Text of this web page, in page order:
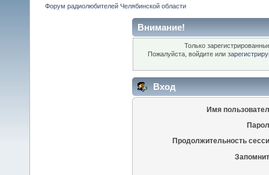
Форум радиолюбителей Челябинской области
Внимание!
Только
Пожалуйста, войдите или
Вход
Имя
Продолжительность